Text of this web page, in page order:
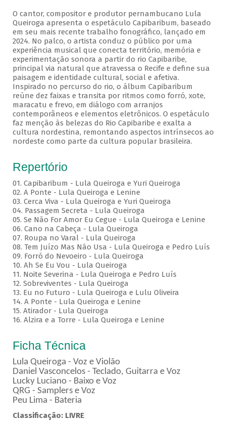
O cantor, compositor e produtor pernambucano Lula
Queiroga apresenta o espetáculo Capibaribum, baseado
em seu mais recente trabalho fonográfico, lançado em
2024. No palco, o artista conduz o público por uma
experiência musical que conecta território, memória e
experimentação sonora a partir do rio Capibaribe,
principal via natural que atravessa o Recife e define sua
paisagem e identidade cultural, social e afetiva.
Inspirado no percurso do rio, o álbum Capibaribum
reúne dez faixas e transita por ritmos como forró, xote,
maracatu e frevo, em diálogo com arranjos
contemporâneos e elementos eletrônicos. O espetáculo
faz menção às belezas do Rio Capibaribe e exalta a
cultura nordestina, remontando aspectos intrínsecos ao
nordeste como parte da cultura popular brasileira.
Repertório
01. Capibaribum - Lula Queiroga e Yuri Queiroga
02. A Ponte - Lula Queiroga e Lenine
03. Cerca Viva - Lula Queiroga e Yuri Queiroga
04. Passagem Secreta - Lula Queiroga
05. Se Não For Amor Eu Cegue - Lula Queiroga e Lenine
06. Cano na Cabeça - Lula Queiroga
07. Roupa no Varal - Lula Queiroga
08. Tem Juízo Mas Não Usa - Lula Queiroga e Pedro Luís
09. Forró do Nevoeiro - Lula Queiroga
10. Ah Se Eu Vou - Lula Queiroga
11. Noite Severina - Lula Queiroga e Pedro Luís
12. Sobreviventes - Lula Queiroga
13. Eu no Futuro - Lula Queiroga e Lulu Oliveira
14. A Ponte - Lula Queiroga e Lenine
15. Atirador - Lula Queiroga
16. Alzira e a Torre - Lula Queiroga e Lenine
Ficha Técnica
Lula Queiroga - Voz e Violão
Daniel Vasconcelos - Teclado, Guitarra e Voz
Lucky Luciano - Baixo e Voz
QRG - Samplers e Voz
Peu Lima - Bateria
Classificação: LIVRE